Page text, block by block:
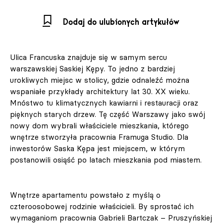
Dodaj do ulubionych artykułów
Ulica Francuska znajduje się w samym sercu
warszawskiej Saskiej Kępy. To jedno z bardziej
urokliwych miejsc w stolicy, gdzie odnaleźć można
wspaniałe przykłady architektury lat 30. XX wieku.
Mnóstwo tu klimatycznych kawiarni i restauracji oraz
pięknych starych drzew. Tę część Warszawy jako swój
nowy dom wybrali właściciele mieszkania, którego
wnętrze stworzyła pracownia Framuga Studio. Dla
inwestorów Saska Kępa jest miejscem, w którym
postanowili osiąść po latach mieszkania pod miastem.
Wnętrze apartamentu powstało z myślą o
czteroosobowej rodzinie właścicieli. By sprostać ich
wymaganiom pracownia Gabrieli Bartczak – Pruszyńskiej